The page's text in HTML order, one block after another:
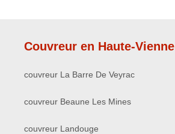
Couvreur en Haute-Vienne
couvreur La Barre De Veyrac
couvreur Beaune Les Mines
couvreur Landouge